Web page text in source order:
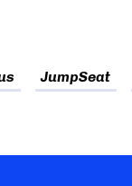
JumpSeat